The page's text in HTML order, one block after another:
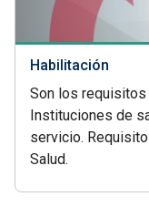
Habilitación
Son los
Instituciones de
servicio.
Salud.